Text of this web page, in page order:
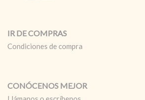
IR DE COMPRAS
Condiciones de compra
CONÓCENOS MEJOR